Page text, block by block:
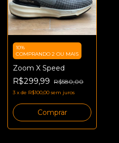
10%
COMPRANDO 2 OU MAIS
Zoom X Speed
R$299,99 R$580,00
3 x de R$100,00 sem juros
Comprar